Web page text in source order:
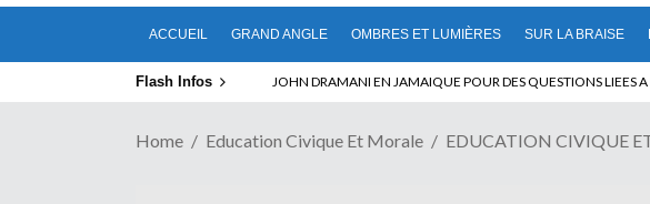
ACCUEIL GRAND ANGLE OMBRES ET LUMIÈRES SUR LA BRAISE
Flash Infos ELECTION DE TALON A LA TETE DU SENAT BENINOIS :
Home Education Civique Et Morale EDUCATION CIVIQUE